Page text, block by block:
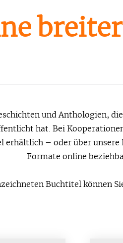
und Anthologien,
hat. Bei
erhältlich – oder über unsere
Formate online
Buchtitel können